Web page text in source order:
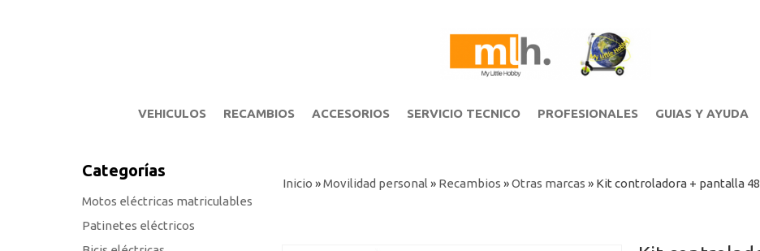
VEHICULOS RECAMBIOS ACCESORIOS SERVICIO TECNICO PROFESIONALES GUIAS Y AYUDA
Categorías
Motos eléctricas matriculables
Patinetes eléctricos
Inicio »Movilidad personal » Recambios »Otras marcas » Kit controladora + pantalla